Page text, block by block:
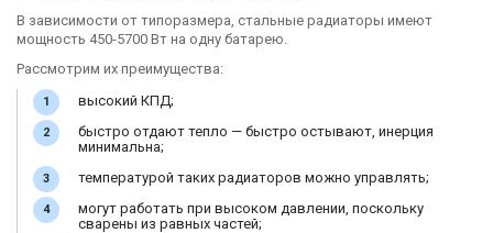
В зависимости от типоразмера, стальные радиаторы имеют
мощность 450-5700 Вт на одну батарею.
Рассмотрим их преимущества:
высокий КПД;
быстро отдают тепло — быстро остывают, инерция
минимальна;
температурой таких радиаторов можно управлять;
могут работать при высоком давлении, поскольку
сварены из равных частей;